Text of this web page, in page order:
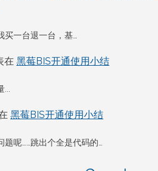
买一台退一台，基…
在 黑莓BIS开通使用小结
黑莓BIS开通使用小结
呢……跳出个全是代码的…